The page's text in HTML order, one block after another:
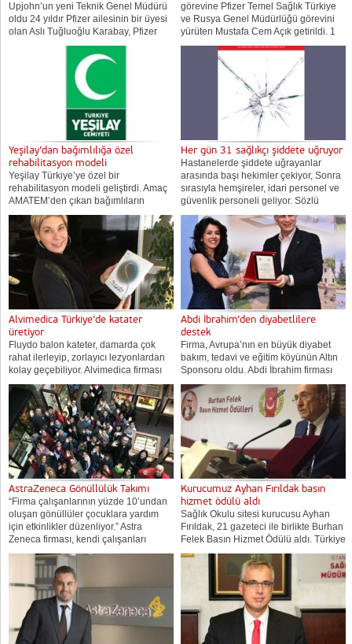
Upjohn’un yeni Teknik Genel Müdürü
oldu 24 yıldır Pfizer ailesinin bir üyesi
olan Aslı Tuğluoğlu Karabay, Pfizer
Upjohn Teknik Genel Müdürü oldu.
Pfizer Upjohn Global Tedarik
görevine Pfizer Temel Sağlık Türkiye
ve Rusya Genel Müdürlüğü görevini
yürüten Mustafa Cem Açık getirildi. 1
Mart 2019 itibariyle Pfizer Genel
Müdürü olarak görevlendirilen Mustafa
Cem Açak...
Yeşilay’dan bağımlılığa özel
rehabilitasyon modeli
Yeşilay Türkiye’ye özel bir
rehabilitasyon modeli geliştirdi. Amaç
AMATEM’den çıkan bağımlıların
normal bir yaşam sürebilmelerini
sağlayacak süreçteki boşluğu
doldurmak. İlki yıl sonu olmak üzere
önümüzdeki yıllara yayılarak Türkiye
genelinde 40...
Her gün 31 sağlıkçı şiddete uğruyor
Hastanelerde şiddete uğrayanlar
arasında başı hekimler çekiyor, Sonra
sırasıyla hemşireler, idari personel ve
güvenlik personeli geliyor. Sözlü
şiddet en sık görüleni. Ardından
tartaklanma, yumruklama ve aletle
yaralanma geliyor. Sağlık Bakanlığı'nın
verilerine...
Alvimedica Türkiye’de katater
üretiyor
Fluydo balon kateter, damarda çok
rahat ilerleyip, zorlayıcı lezyonlardan
kolay geçebiliyor. Alvimedica firması
Türkiye’deki tesislerinde Fluydo balon
kateter üretimine başlandığını
duyurdu. Alvimedica’dan Fluydo
baylon kataterle ilgili bir açıklama
yapıldı. Açıklamada şu bilgiler...
Abdi İbrahim’den diyabetlilere
destek
Firma, Avrupa’nın en büyük diyabet
bakım, tedavi ve eğitim köyünün Altın
Sponsoru oldu. Abdi İbrahim firması
diyabet bakımı amaçlı köye yapılan
destekle ilgili şu bilgiyi verdi: Abdi
İbrahim, Türkiye Diyabet Vakfı
koordinatörlüğünde...
AstraZeneca Gönüllülük Takımı
“Firma çalışanlarının yüzde 10’undan
oluşan gönüllüler çocuklara yardım
için etkinlikler düzenliyor.” Astra
Zeneca firması, kendi çalışanları
tarafından kurulduğunu belirttiği
“Gönüllük Takımı” tarafından kanser
tedavisi gören çocuklara yardımda
bulunulduğunu duyurdu. Firma adına
yapılan...
Kurucumuz Ayhan Fırıldak basın
hizmet ödülü aldı
Sağlık Okulu sitesi kurucusu Ayhan
Fırıldak, 21 gazeteci ile birlikte Burhan
Felek Basın Hizmet Ödülü aldı. Türkiye
Gazeteciler Cemiyeti’nce bu yıl
34’üncü kez verilen Burhan Felek
Basın Hizmet Ödülleri sahiplerini